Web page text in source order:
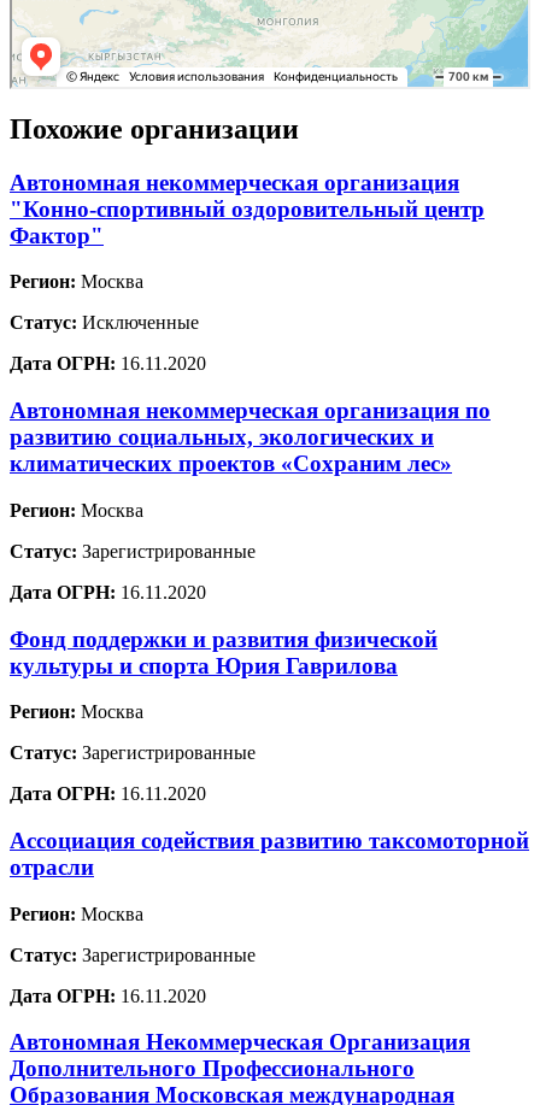
Похожие организации
Автономная некоммерческая организация
"Конно-спортивный оздоровительный центр
Фактор"
Регион: Москва
Статус: Исключенные
Дата ОГРН: 16.11.2020
Автономная некоммерческая организация по
развитию социальных, экологических и
климатических проектов «Сохраним лес»
Регион: Москва
Статус: Зарегистрированные
Дата ОГРН: 16.11.2020
Фонд поддержки и развития физической
культуры и спорта Юрия Гаврилова
Регион: Москва
Статус: Зарегистрированные
Дата ОГРН: 16.11.2020
Ассоциация содействия развитию таксомоторной
отрасли
Регион: Москва
Статус: Зарегистрированные
Дата ОГРН: 16.11.2020
Автономная Некоммерческая Организация
Дополнительного Профессионального
Образования Московская международная